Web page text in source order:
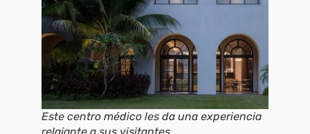
Este centro médico les da una experiencia